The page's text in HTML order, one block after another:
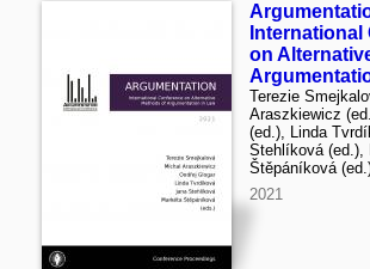
on
Terezie
Araszkiewicz
(ed.), Linda
Stehlíková (ed.),
Štěpáníková
2021